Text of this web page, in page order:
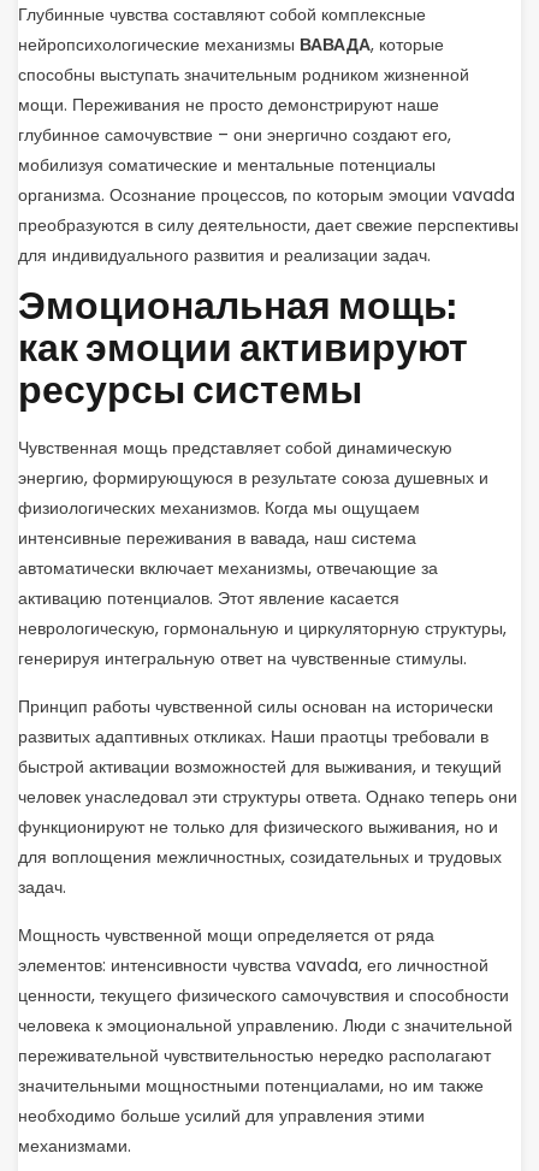
Глубинные чувства составляют собой комплексные
нейропсихологические механизмы ВАВАДА, которые
способны выступать значительным родником жизненной
мощи. Переживания не просто демонстрируют наше
глубинное самочувствие – они энергично создают его,
мобилизуя соматические и ментальные потенциалы
организма. Осознание процессов, по которым эмоции vavada
преобразуются в силу деятельности, дает свежие перспективы
для индивидуального развития и реализации задач.
Эмоциональная мощь:
как эмоции активируют
ресурсы системы
Чувственная мощь представляет собой динамическую
энергию, формирующуюся в результате союза душевных и
физиологических механизмов. Когда мы ощущаем
интенсивные переживания в вавада, наш система
автоматически включает механизмы, отвечающие за
активацию потенциалов. Этот явление касается
неврологическую, гормональную и циркуляторную структуры,
генерируя интегральную ответ на чувственные стимулы.
Принцип работы чувственной силы основан на исторически
развитых адаптивных откликах. Наши праотцы требовали в
быстрой активации возможностей для выживания, и текущий
человек унаследовал эти структуры ответа. Однако теперь они
функционируют не только для физического выживания, но и
для воплощения межличностных, созидательных и трудовых
задач.
Мощность чувственной мощи определяется от ряда
элементов: интенсивности чувства vavada, его личностной
ценности, текущего физического самочувствия и способности
человека к эмоциональной управлению. Люди с значительной
переживательной чувствительностью нередко располагают
значительными мощностными потенциалами, но им также
необходимо больше усилий для управления этими
механизмами.